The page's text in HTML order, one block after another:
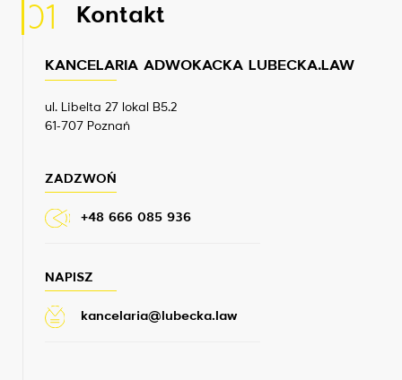
01 Kontakt
KANCELARIA ADWOKACKA LUBECKA.LAW
ul. Libelta 27 lokal B5.2
61-707 Poznań
ZADZWOŃ
+48 666 085 936
NAPISZ
kancelaria@lubecka.law